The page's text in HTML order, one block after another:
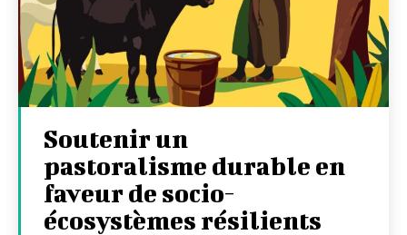
Soutenir un
pastoralisme durable en
faveur de socio-
écosystèmes résilients